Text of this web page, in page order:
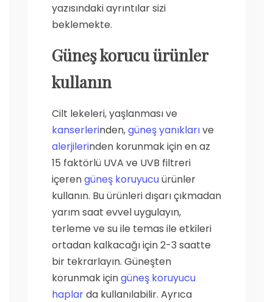
yazısındaki ayrıntılar sizi
beklemekte.
Güneş korucu ürünler
kullanın
Cilt lekeleri, yaşlanması ve
kanserlerinden,güneş yanıklarıve
alerjilerinden korunmak için en az
15 faktörlü UVA ve UVB filtreri
içerengüneş koruyucuürünler
kullanın. Bu ürünleri dışarı çıkmadan
yarım saat evvel uygulayın,
terleme ve su ile temas ile etkileri
ortadan kalkacağı için 2-3 saatte
bir tekrarlayın. Güneşten
korunmak içingüneş koruyucu
haplarda kullanılabilir. Ayrıca